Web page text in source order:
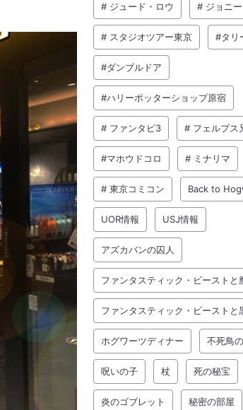
# ジュード・ロウ # ジョニ
# スタジオツアー東京 #タリ
#ダンブルドア
#ハリーポッターショップ原宿
# ファンタビ3 # フェルプス
#マホウドコロ # ミナリマ
# 東京コミコン Back to
UOR情報 USJ情報
アズカバンの囚人
ファンタスティック・ビーストと
ファンタスティック・ビーストと
ホグワーツディナー 不死鳥
呪いの子 杖 死の秘宝
炎のゴブレット 秘密の部屋